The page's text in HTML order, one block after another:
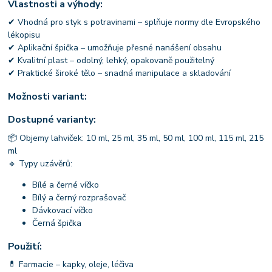
Vlastnosti a výhody:
✔ Vhodná pro styk s potravinami – splňuje normy dle Evropského
lékopisu
✔ Aplikační špička – umožňuje přesné nanášení obsahu
✔ Kvalitní plast – odolný, lehký, opakovaně použitelný
✔ Praktické široké tělo – snadná manipulace a skladování
Možnosti variant:
Dostupné varianty:
📦 Objemy lahviček: 10 ml, 25 ml, 35 ml, 50 ml, 100 ml, 115 ml, 215
ml
🔹 Typy uzávěrů:
Bílé a černé víčko
Bílý a černý rozprašovač
Dávkovací víčko
Černá špička
Použití:
💊 Farmacie – kapky, oleje, léčiva